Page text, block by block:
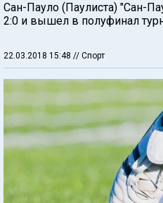
Сан-Пауло (Паулиста) "Сан-
2:0 и вышел в полуфинал
22.03.2018 15:48 // Спорт